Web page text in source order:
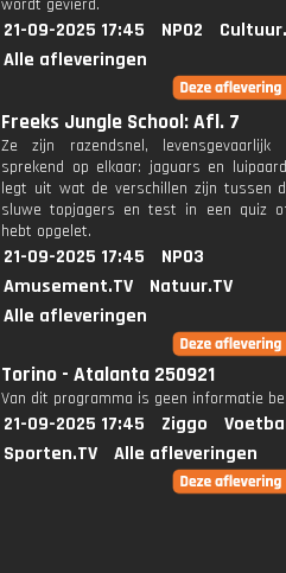
wordt gevierd.
21-09-2025 17:45 NPO2
Alle afleveringen
Freeks Jungle School: Afl. 7
Ze zijn razendsnel,
sprekend op elkaar: jaguars en
legt uit wat de verschillen zijn tussen
sluwe topjagers en test in een quiz
hebt opgelet.
21-09-2025 17:45
NPO3
Amusement.TV
Natuur.TV
Alle afleveringen
Torino - Atalanta 250921
Van dit programma is geen informatie
21-09-2025 17:45 Ziggo
Sporten.TV
Alle afleveringen